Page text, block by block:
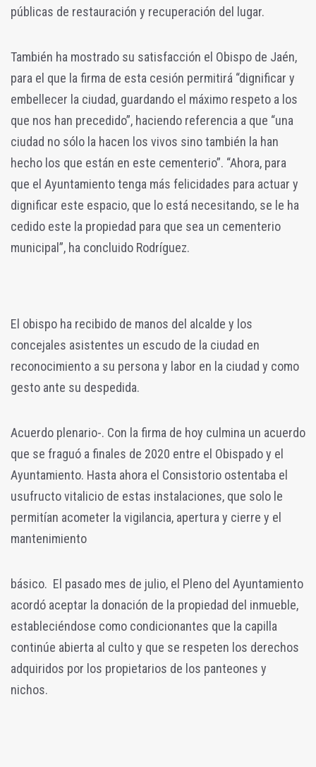
públicas de restauración y recuperación del lugar.
También ha mostrado su satisfacción el Obispo de Jaén,
para el que la firma de esta cesión permitirá “dignificar y
embellecer la ciudad, guardando el máximo respeto a los
que nos han precedido”, haciendo referencia a que “una
ciudad no sólo la hacen los vivos sino también la han
hecho los que están en este cementerio”. “Ahora, para
que el Ayuntamiento tenga más felicidades para actuar y
dignificar este espacio, que lo está necesitando, se le ha
cedido este la propiedad para que sea un cementerio
municipal”, ha concluido Rodríguez.
El obispo ha recibido de manos del alcalde y los
concejales asistentes un escudo de la ciudad en
reconocimiento a su persona y labor en la ciudad y como
gesto ante su despedida.
Acuerdo plenario-. Con la firma de hoy culmina un acuerdo
que se fraguó a finales de 2020 entre el Obispado y el
Ayuntamiento. Hasta ahora el Consistorio ostentaba el
usufructo vitalicio de estas instalaciones, que solo le
permitían acometer la vigilancia, apertura y cierre y el
mantenimiento
básico. El pasado mes de julio, el Pleno del Ayuntamiento
acordó aceptar la donación de la propiedad del inmueble,
estableciéndose como condicionantes que la capilla
continúe abierta al culto y que se respeten los derechos
adquiridos por los propietarios de los panteones y
nichos.